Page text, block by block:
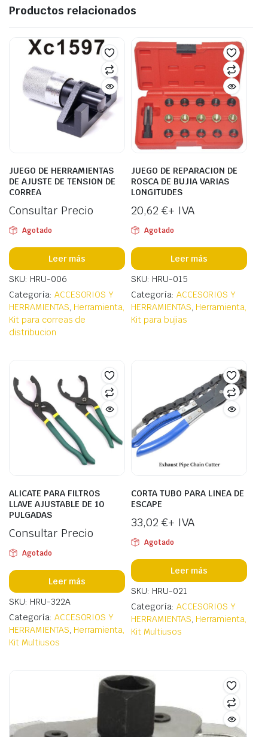
Productos relacionados
JUEGO DE HERRAMIENTAS
DE AJUSTE DE TENSION DE
CORREA
Consultar Precio
Agotado
Leer más
SKU: HRU-006
Categoría: ACCESORIOS Y
HERRAMIENTAS, Herramienta,
Kit para correas de
distribucion
JUEGO DE REPARACION DE
ROSCA DE BUJIA VARIAS
LONGITUDES
20,62 €+ IVA
Agotado
Leer más
SKU: HRU-015
Categoría: ACCESORIOS Y
HERRAMIENTAS, Herramienta,
Kit para bujias
ALICATE PARA FILTROS
LLAVE AJUSTABLE DE 10
PULGADAS
Consultar Precio
Agotado
Leer más
SKU: HRU-322A
Categoría: ACCESORIOS Y
HERRAMIENTAS, Herramienta,
Kit Multiusos
CORTA TUBO PARA LINEA DE
ESCAPE
33,02 €+ IVA
Agotado
Leer más
SKU: HRU-021
Categoría: ACCESORIOS Y
HERRAMIENTAS, Herramienta,
Kit Multiusos